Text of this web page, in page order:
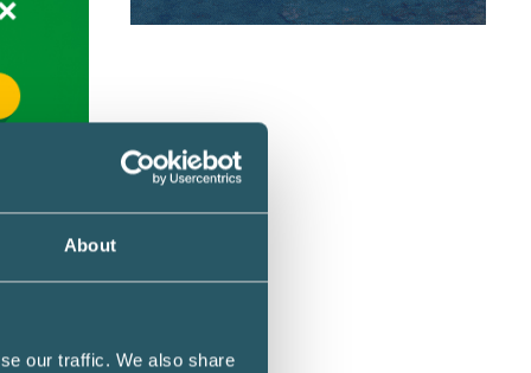
About
our traffic. We also share
var
I